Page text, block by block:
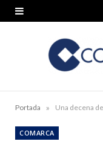
Portada »
COMARCA